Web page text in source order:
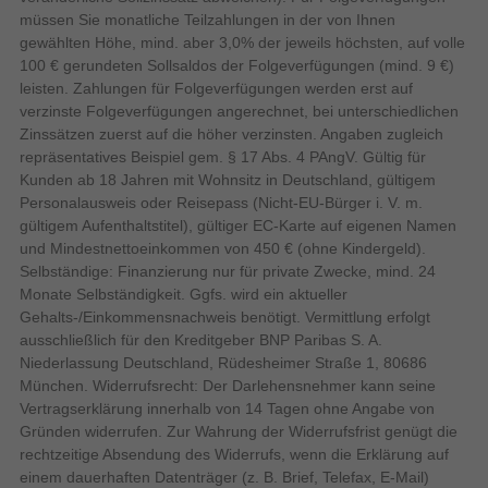
Herstellerartikelnummer 997205751
müssen Sie monatliche Teilzahlungen in der von Ihnen
gewählten Höhe, mind. aber 3,0% der jeweils höchsten, auf volle
100 € gerundeten Sollsaldos der Folgeverfügungen (mind. 9 €)
leisten. Zahlungen für Folgeverfügungen werden erst auf
verzinste Folgeverfügungen angerechnet, bei unterschiedlichen
Zinssätzen zuerst auf die höher verzinsten. Angaben zugleich
repräsentatives Beispiel gem. § 17 Abs. 4 PAngV. Gültig für
Kunden ab 18 Jahren mit Wohnsitz in Deutschland, gültigem
Personalausweis oder Reisepass (Nicht-EU-Bürger i. V. m.
gültigem Aufenthaltstitel), gültiger EC-Karte auf eigenen Namen
und Mindestnettoeinkommen von 450 € (ohne Kindergeld).
Selbständige: Finanzierung nur für private Zwecke, mind. 24
Monate Selbständigkeit. Ggfs. wird ein aktueller
Gehalts-/Einkommensnachweis benötigt. Vermittlung erfolgt
ausschließlich für den Kreditgeber BNP Paribas S. A.
Niederlassung Deutschland, Rüdesheimer Straße 1, 80686
München. Widerrufsrecht: Der Darlehensnehmer kann seine
Vertragserklärung innerhalb von 14 Tagen ohne Angabe von
Gründen widerrufen. Zur Wahrung der Widerrufsfrist genügt die
rechtzeitige Absendung des Widerrufs, wenn die Erklärung auf
einem dauerhaften Datenträger (z. B. Brief, Telefax, E-Mail)